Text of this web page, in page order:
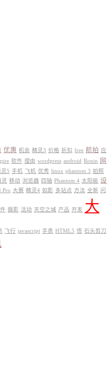
优惠 机会 精灵3 价格 折扣 free 航拍 应
软件 理由 wordpress android Ronin
网
灵5 手机 飞机 优秀 linux phantom 3 拍照
灵 移动 浏览器 四轴 Phantom 4 太阳能 设
Pro 大赛 精灵4 如影 多站点 方法 全新 问
摄影 活动 天空之城 产品 开发 大
飞行 javascript 手表 HTML5 悟 石头剪刀